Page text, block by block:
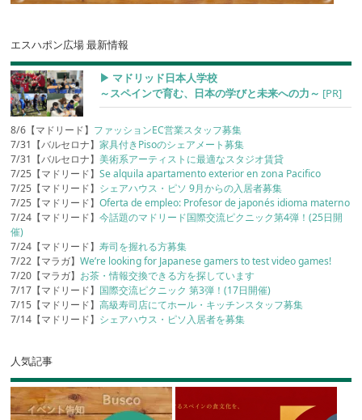
エスハポン広場 最新情報
▶︎ マドリッド日本人学校
～スペインで育む、日本の学びと未来への力～ [PR]
8/6【マドリード】 ファッションEC営業スタッフ募集
7/31【バルセロナ】家具付きPisoのシェアメート募集
7/31【バルセロナ】美術系アーティストに最適なスタジオ賃貸
7/25【マドリード】Se alquila apartamento exterior en zona Pacifico
7/25【マドリード】 シェアハウス・ピソ 9月からの入居者募集
7/25【マドリード】Oferta de empleo: Profesor de japonés idioma materno
7/24【マドリード】今話題のマドリード国際交流ピクニック第4弾！(25日開
催)
7/24【マドリード】寿司を握れる方募集
7/22【マラガ】We’re looking for Japanese gamers to test video games!
7/20【マラガ】 お茶・情報交換できる方を探しています
7/17【マドリード】 国際交流ピクニック 第3弾！(17日開催)
7/15【マドリード】高級寿司店にてホール・キッチンスタッフ募集
7/14【マドリード】 シェアハウス・ピソ入居者を募集
人気記事